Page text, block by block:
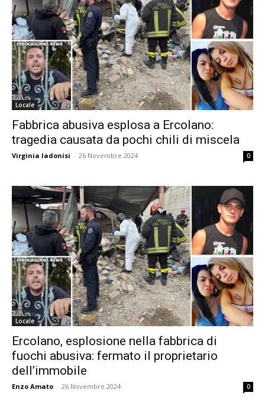
Locale
Fabbrica abusiva esplosa a Ercolano:
tragedia causata da pochi chili di miscela
Virginia Iadonisi - 26 Novembre 2024 0
Locale
Ercolano, esplosione nella fabbrica di
fuochi abusiva: fermato il proprietario
dell’immobile
Enzo Amato - 26 Novembre 2024 0